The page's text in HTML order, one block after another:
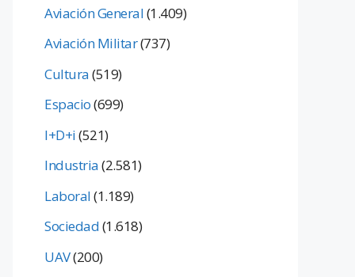
Aviación General(1.409)
Aviación Militar(737)
Cultura(519)
Espacio(699)
I+D+i(521)
Industria(2.581)
Laboral(1.189)
Sociedad(1.618)
UAV(200)